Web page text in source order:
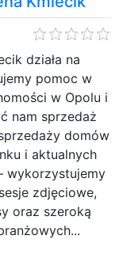
działa na
pomoc w
w Opolu i
nam sprzedaż
domów
i aktualnych
wykorzystujemy
zdjęciowe,
oraz szeroką